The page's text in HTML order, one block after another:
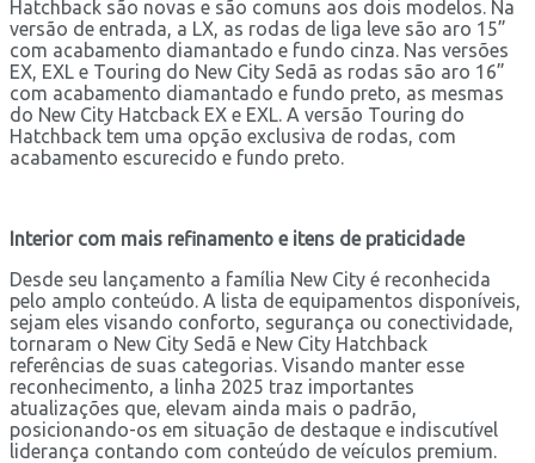
Hatchback são novas e são comuns aos dois modelos. Na
versão de entrada, a LX, as rodas de liga leve são aro 15”
com acabamento diamantado e fundo cinza. Nas versões
EX, EXL e Touring do New City Sedã as rodas são aro 16”
com acabamento diamantado e fundo preto, as mesmas
do New City Hatcback EX e EXL. A versão Touring do
Hatchback tem uma opção exclusiva de rodas, com
acabamento escurecido e fundo preto.
Interior com mais refinamento e itens de praticidade
Desde seu lançamento a família New City é reconhecida
pelo amplo conteúdo. A lista de equipamentos disponíveis,
sejam eles visando conforto, segurança ou conectividade,
tornaram o New City Sedã e New City Hatchback
referências de suas categorias. Visando manter esse
reconhecimento, a linha 2025 traz importantes
atualizações que, elevam ainda mais o padrão,
posicionando-os em situação de destaque e indiscutível
liderança contando com conteúdo de veículos premium.